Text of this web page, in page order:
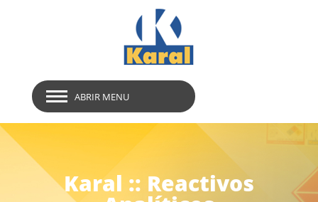
ABRIR MENU
Karal :: Reactivos